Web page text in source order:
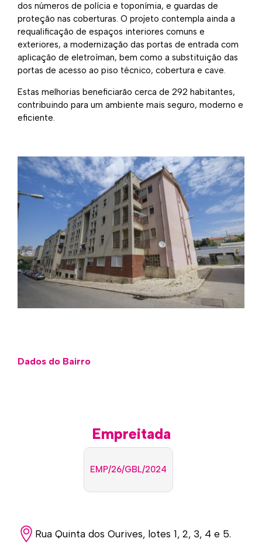
dos números de polícia e toponímia, e guardas de
proteção nas coberturas. O projeto contempla ainda a
requalificação de espaços interiores comuns e
exteriores, a modernização das portas de entrada com
aplicação de eletroíman, bem como a substituição das
portas de acesso ao piso técnico, cobertura e cave.
Estas melhorias beneficiarão cerca de 292 habitantes,
contribuindo para um ambiente mais seguro, moderno e
eficiente.
Dados do Bairro
Empreitada
EMP/26/GBL/2024
Rua Quinta dos Ourives, lotes 1, 2, 3, 4 e 5.